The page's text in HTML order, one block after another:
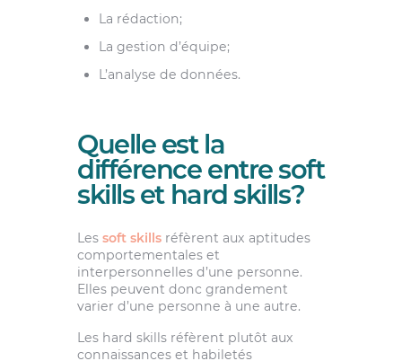
La rédaction;
La gestion d’équipe;
L’analyse de données.
Quelle est la
différence entre soft
skills et hard skills?
Les soft skillsréfèrent aux aptitudes
comportementales et
interpersonnelles d’une personne.
Elles peuvent donc grandement
varier d’une personne à une autre.
Les hard skills réfèrent plutôt aux
connaissances et habiletés